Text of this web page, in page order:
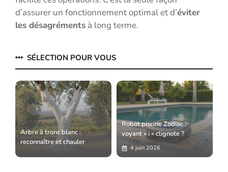
d’assurer un fonctionnement optimal et d’éviter
les désagréments à long terme.
SÉLECTION POUR VOUS
Arbre à tronc blanc :
reconnaître et chauler
Robot piscine Zodiac :
voyant « i » clignote ?
4 juin 2026